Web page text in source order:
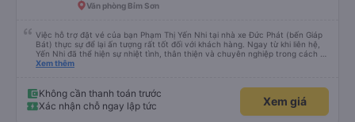
Văn phòng Bỉm Sơn
Việc hỗ trợ đặt vé của bạn Phạm Thị Yến Nhi tại nhà xe Đức Phát (bến Giáp
Bát) thực sự để lại ấn tượng rất tốt đối với khách hàng. Ngay từ khi liên hệ,
Yến Nhi đã thể hiện sự nhiệt tình, thân thiện và chuyên nghiệp trong cách tư
vấn. Mọi thắc mắc đều được giải đáp rõ ràng, nhanh chóng, giúp khách hàng
trình đặt vé, từ việc giữ chỗ, xác nhận thông tin đến nhắc nhở giờ xe chạy.
Sự tận tâm và chu đáo này giúp khách hàng cảm thấy yên tâm và tin tưởng
hơn khi sử dụng dịch vụ của nhà xe Đức Phát. Thái độ làm việc nghiêm túc,
Xem thêm
Không cần thanh toán trước
Xác nhận chỗ ngay lập tức
Xem giá